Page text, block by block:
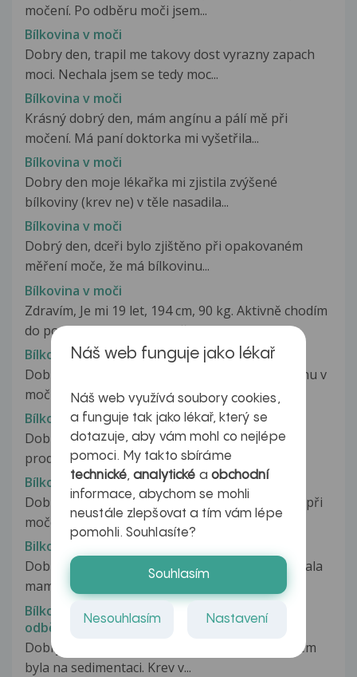
močení. Po odběru moči jsem...
Bílkovina v moči
Dobry den, trapil me takovy dost vyrazny zapach
moci. Nechala jsem se tedy moc...
Bílkovina v moči
Krásný dobrý den, mám angínu a pálí mě při
močení. Má paní doktorka mi vyšetřila...
Bílkovina v moči
Dobry den moje lékařka mi zjistila zvýšené
bílkoviny (krev ne) v těle nasadila...
Bílkovina v moči
Dobrý den, dceři bylo zjištěno při opakovaném
měření moče, že má bílkovinu...
Bílkovina v moči
Zdravím, Je mi 19 let, 194 cm, 90 kg. Aktivně chodím
do posilovny a beru doplněk...
Bílkovina v moči
Dobrý den, už 2 měsíce si dělám test na bílkovinu v
moči, pořád mě to vychází...
Bílkovina v moči
Dobrý den,prosila bych o radu.V listopadu jsem
prodělala zánět močového měchýře...
Bílkovina v moči
Dobrý den paní doktorko, měla jsem problémy při
močení a bolesti v podbřišku....
Bilkovina v moči
Dobrý den, měla bych jeden dotaz jsem už zoufala
mam syna ma 6 let který je...
Bílkovina v moči - může být z nesprávného
odběru?
Dobrý den, chtěla jsem se zeptat. Po angíně jsem
byla na sedimentaci. Krev v...
Náš web funguje jako lékař
Náš web využívá soubory cookies,
a funguje tak jako lékař, který se
dotazuje, aby vám mohl co nejlépe
pomoci. My takto sbíráme
technické,analytické a obchodní
informace, abychom se mohli
neustále zlepšovat a tím vám lépe
pomohli. Souhlasíte?
Souhlasím
Nesouhlasím Nastavení